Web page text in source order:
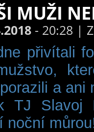
MUŽI
- 20:28 |
přivítali
a ani
TJ Slavoj
noční